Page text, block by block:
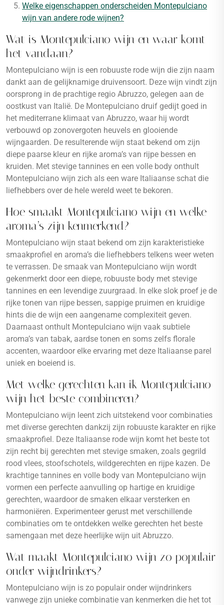
Welke eigenschappen onderscheiden Montepulciano
wijn van andere rode wijnen?
Wat is Montepulciano wijn en waar komt
het vandaan?
Montepulciano wijn is een robuuste rode wijn die zijn naam
dankt aan de gelijknamige druivensoort. Deze wijn vindt zijn
oorsprong in de prachtige regio Abruzzo, gelegen aan de
oostkust van Italië. De Montepulciano druif gedijt goed in
het mediterrane klimaat van Abruzzo, waar hij wordt
verbouwd op zonovergoten heuvels en glooiende
wijngaarden. De resulterende wijn staat bekend om zijn
diepe paarse kleur en rijke aroma’s van rijpe bessen en
kruiden. Met stevige tannines en een volle body onthult
Montepulciano wijn zich als een ware Italiaanse schat die
liefhebbers over de hele wereld weet te bekoren.
Hoe smaakt Montepulciano wijn en welke
aroma’s zijn kenmerkend?
Montepulciano wijn staat bekend om zijn karakteristieke
smaakprofiel en aroma’s die liefhebbers telkens weer weten
te verrassen. De smaak van Montepulciano wijn wordt
gekenmerkt door een diepe, robuuste body met stevige
tannines en een levendige zuurgraad. In elke slok proef je de
rijke tonen van rijpe bessen, sappige pruimen en kruidige
hints die de wijn een aangename complexiteit geven.
Daarnaast onthult Montepulciano wijn vaak subtiele
aroma’s van tabak, aardse tonen en soms zelfs florale
accenten, waardoor elke ervaring met deze Italiaanse parel
uniek en boeiend is.
Met welke gerechten kan ik Montepulciano
wijn het beste combineren?
Montepulciano wijn leent zich uitstekend voor combinaties
met diverse gerechten dankzij zijn robuuste karakter en rijke
smaakprofiel. Deze Italiaanse rode wijn komt het beste tot
zijn recht bij gerechten met stevige smaken, zoals gegrild
rood vlees, stoofschotels, wildgerechten en rijpe kazen. De
krachtige tannines en volle body van Montepulciano wijn
vormen een perfecte aanvulling op hartige en kruidige
gerechten, waardoor de smaken elkaar versterken en
harmoniëren. Experimenteer gerust met verschillende
combinaties om te ontdekken welke gerechten het beste
samengaan met deze heerlijke wijn uit Abruzzo.
Wat maakt Montepulciano wijn zo populair
onder wijndrinkers?
Montepulciano wijn is zo populair onder wijndrinkers
vanwege zijn unieke combinatie van kenmerken die het tot